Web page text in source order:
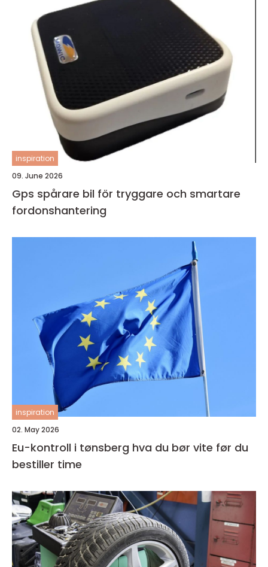
inspiration
09. June 2026
Gps spårare bil för tryggare och smartare
fordonshantering
inspiration
02. May 2026
Eu-kontroll i tønsberg hva du bør vite før du
bestiller time